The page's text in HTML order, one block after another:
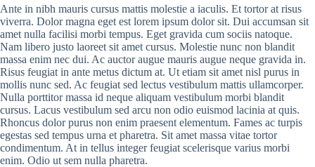
Ante in nibh mauris cursus mattis molestie a iaculis. Et tortor at risus
viverra. Dolor magna eget est lorem ipsum dolor sit. Dui accumsan sit
amet nulla facilisi morbi tempus. Eget gravida cum sociis natoque.
Nam libero justo laoreet sit amet cursus. Molestie nunc non blandit
massa enim nec dui. Ac auctor augue mauris augue neque gravida in.
Risus feugiat in ante metus dictum at. Ut etiam sit amet nisl purus in
mollis nunc sed. Ac feugiat sed lectus vestibulum mattis ullamcorper.
Nulla porttitor massa id neque aliquam vestibulum morbi blandit
cursus. Lacus vestibulum sed arcu non odio euismod lacinia at quis.
Rhoncus dolor purus non enim praesent elementum. Fames ac turpis
egestas sed tempus urna et pharetra. Sit amet massa vitae tortor
condimentum. At in tellus integer feugiat scelerisque varius morbi
enim. Odio ut sem nulla pharetra.